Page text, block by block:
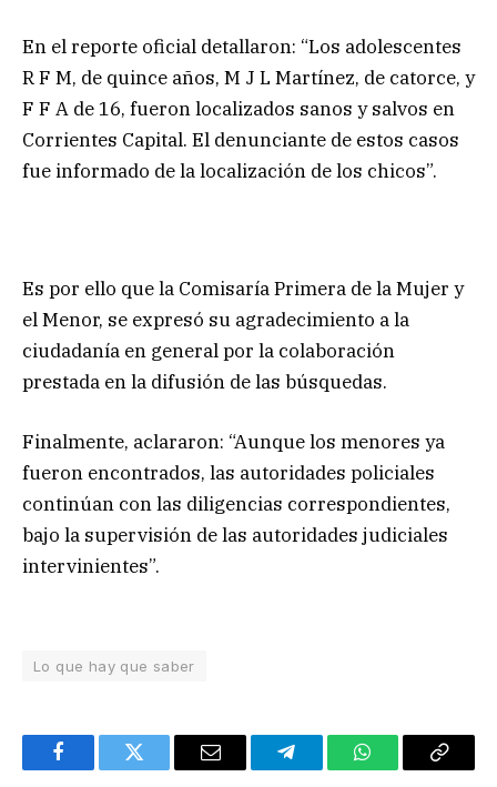
En el reporte oficial detallaron: “Los adolescentes
R F M, de quince años, M J L Martínez, de catorce, y
F F A de 16, fueron localizados sanos y salvos en
Corrientes Capital. El denunciante de estos casos
fue informado de la localización de los chicos”.
Es por ello que la Comisaría Primera de la Mujer y
el Menor, se expresó su agradecimiento a la
ciudadanía en general por la colaboración
prestada en la difusión de las búsquedas.
Finalmente, aclararon: “Aunque los menores ya
fueron encontrados, las autoridades policiales
continúan con las diligencias correspondientes,
bajo la supervisión de las autoridades judiciales
intervinientes”.
Lo que hay que saber
FacebookTwitter Email TelegramWhatsAppCopy